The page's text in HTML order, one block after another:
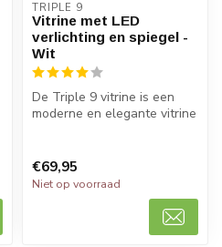
TRIPLE 9
Vitrine met LED
verlichting en spiegel -
Wit
De Triple 9 vitrine is een
moderne en elegante vitrine
€69,95
Niet op voorraad